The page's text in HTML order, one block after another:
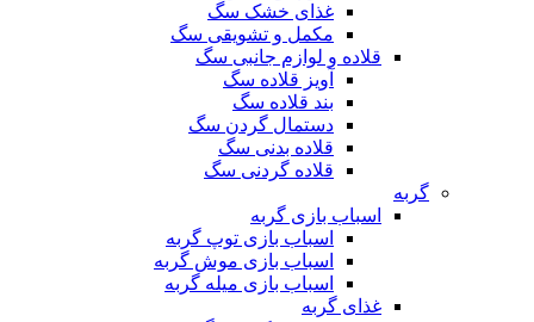
غذای خشک سگ
مکمل و تشویقی سگ
قلاده و لوازم جانبی سگ
آویز قلاده سگ
بند قلاده سگ
دستمال گردن سگ
قلاده بدنی سگ
قلاده گردنی سگ
گربه
اسباب بازی گربه
اسباب بازی توپ گربه
اسباب بازی موش گربه
اسباب بازی میله گربه
غذای گربه